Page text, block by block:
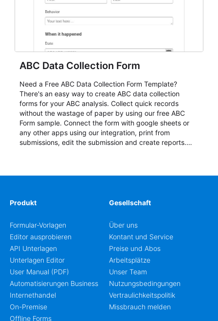
ABC Data Collection Form
Need a Free ABC Data Collection Form Template?
There's an easy way to create ABC data collection
forms for your ABC analysis. Collect quick records
without the wastage of paper by using our free ABC
Form sample. Connect the form with google sheets or
any other apps using our integration, print from
submissions, edit the submission and create reports.
Produkt
Formular-Vorlagen
Editor ausprobieren
API Unterlagen
Unterlagen Editor
User Manual (PDF)
Automatisierungen Business
Internethandel
On-Premise
Offline Forms
Gesellschaft
Über uns
Kontant und Service
Preise und Abos
Arbeitsplätze
Unser Team
Nutzungsbedingungen
Vertraulichkeitspolitik
Missbrauch melden